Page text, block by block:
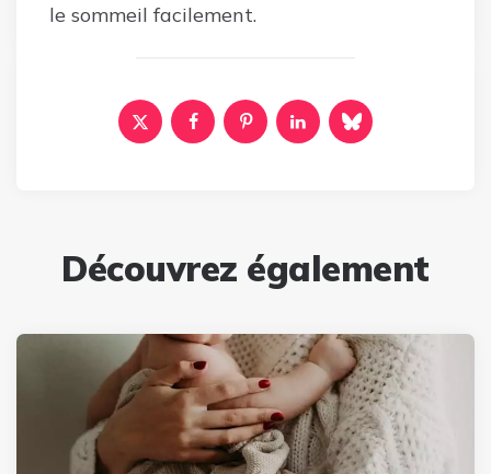
le sommeil facilement.
Découvrez également